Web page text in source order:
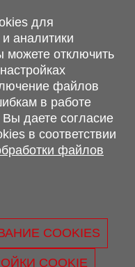
ул. Мира, 20А,
В, 224701
на сайте
технических
также стоимости и
характер и
п.2 ст.407
cookie.
выдано 02.02.2009
для
аналитики
можете отключить
файлов
в работе
даете согласие
в соответствии
файлов
COOKIES
COOKIE